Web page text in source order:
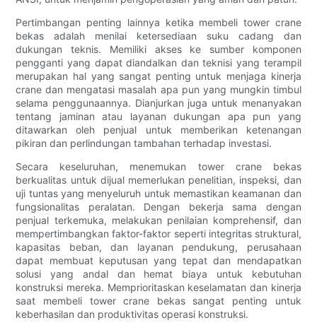
Pertimbangan penting lainnya ketika membeli tower crane
bekas adalah menilai ketersediaan suku cadang dan
dukungan teknis. Memiliki akses ke sumber komponen
pengganti yang dapat diandalkan dan teknisi yang terampil
merupakan hal yang sangat penting untuk menjaga kinerja
crane dan mengatasi masalah apa pun yang mungkin timbul
selama penggunaannya. Dianjurkan juga untuk menanyakan
tentang jaminan atau layanan dukungan apa pun yang
ditawarkan oleh penjual untuk memberikan ketenangan
pikiran dan perlindungan tambahan terhadap investasi.
Secara keseluruhan, menemukan tower crane bekas
berkualitas untuk dijual memerlukan penelitian, inspeksi, dan
uji tuntas yang menyeluruh untuk memastikan keamanan dan
fungsionalitas peralatan. Dengan bekerja sama dengan
penjual terkemuka, melakukan penilaian komprehensif, dan
mempertimbangkan faktor-faktor seperti integritas struktural,
kapasitas beban, dan layanan pendukung, perusahaan
dapat membuat keputusan yang tepat dan mendapatkan
solusi yang andal dan hemat biaya untuk kebutuhan
konstruksi mereka. Memprioritaskan keselamatan dan kinerja
saat membeli tower crane bekas sangat penting untuk
keberhasilan dan produktivitas operasi konstruksi.